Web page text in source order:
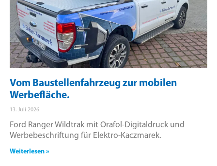
Vom Baustellenfahrzeug zur mobilen
Werbefläche.
13. Juli 2026
Ford Ranger Wildtrak mit Orafol-Digitaldruck und
Werbebeschriftung für Elektro-Kaczmarek.
Weiterlesen »